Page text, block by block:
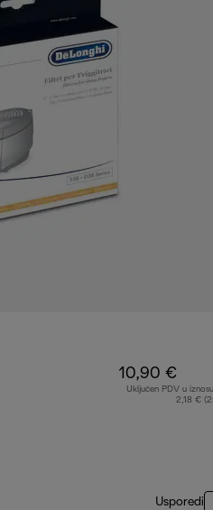
10,90 €
Uključen PDV u
2,18 €
Usporedi